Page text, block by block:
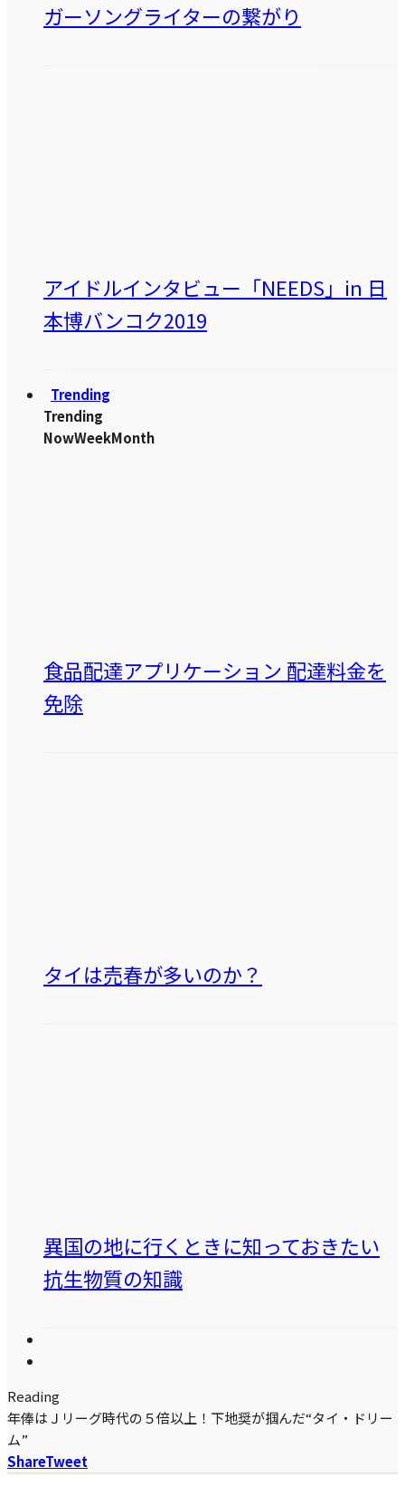
ガーソングライターの繋がり
アイドルインタビュー「NEEDS」in 日
本博バンコク2019
Trending
Trending
NowWeekMonth
食品配達アプリケーション 配達料金を
免除
タイは売春が多いのか？
異国の地に行くときに知っておきたい
抗生物質の知識
Reading
年俸はＪリーグ時代の５倍以上！下地奨が掴んだ“タイ・ドリー
ム”
ShareTweet